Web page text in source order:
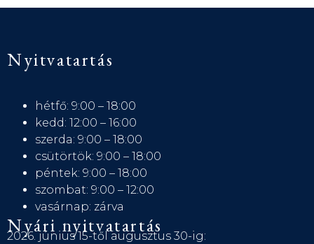
Nyitvatartás
hétfő: 9:00 – 18:00
kedd: 12:00 – 16:00
szerda: 9:00 – 18:00
csütörtök: 9:00 – 18:00
péntek: 9:00 – 18:00
szombat: 9:00 – 12:00
vasárnap: zárva
Nyári nyitvatartás
2026. június 15-től augusztus 30-ig: